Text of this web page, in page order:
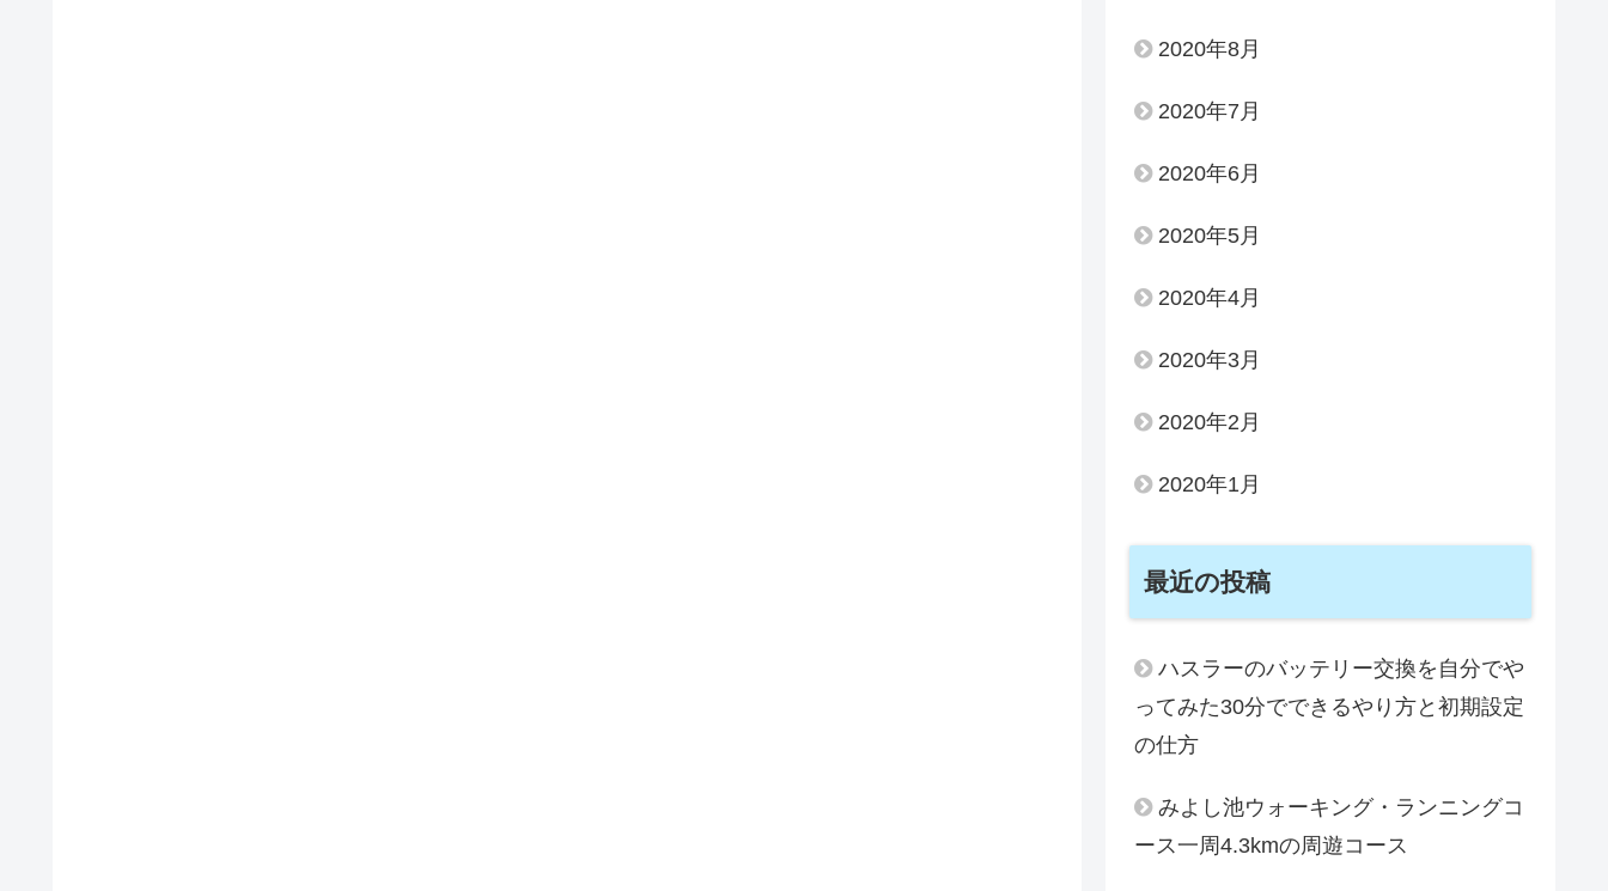
2020年8月
2020年7月
2020年6月
2020年5月
2020年4月
2020年3月
2020年2月
2020年1月
最近の投稿
ハスラーのバッテリー交換を自分でや
ってみた30分でできるやり方と初期設定
の仕方
みよし池ウォーキング・ランニングコ
ース一周4.3kmの周遊コース